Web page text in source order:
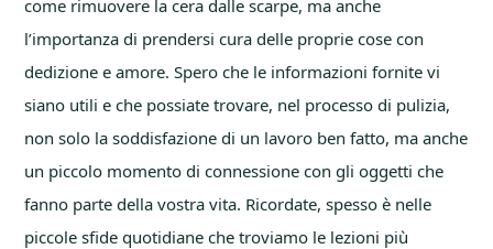
come rimuovere la cera dalle scarpe, ma anche
l’importanza di prendersi cura delle proprie cose con
dedizione e amore. Spero che le informazioni fornite vi
siano utili e che possiate trovare, nel processo di pulizia,
non solo la soddisfazione di un lavoro ben fatto, ma anche
un piccolo momento di connessione con gli oggetti che
fanno parte della vostra vita. Ricordate, spesso è nelle
piccole sfide quotidiane che troviamo le lezioni più